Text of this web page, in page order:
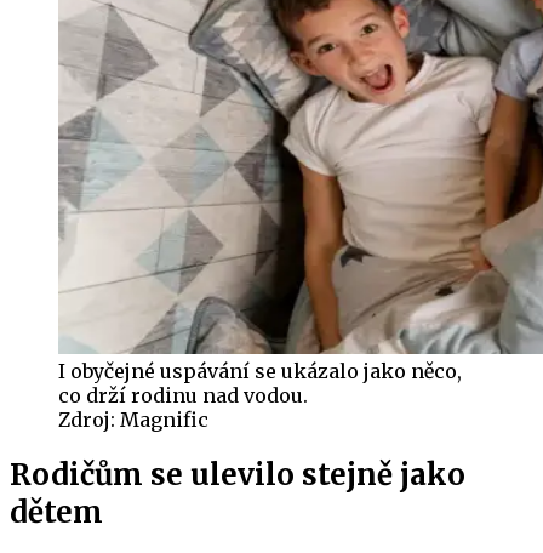
I obyčejné uspávání se ukázalo jako něco,
co drží rodinu nad vodou.
Zdroj: Magnific
Rodičům se ulevilo stejně jako
dětem